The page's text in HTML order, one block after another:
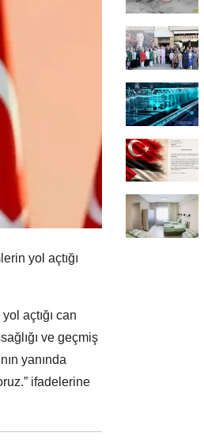
yol açtığı
açtığı can
ve geçmiş
yanında
ifadelerine